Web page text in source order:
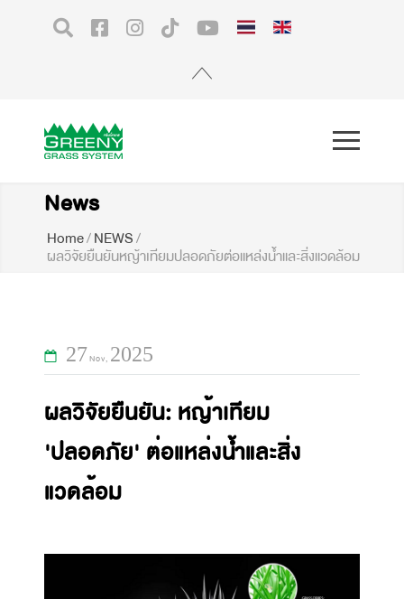
News
Home/NEWS/
ผลวิจัยยืนยันหญ้าเทียมปลอดภัยต่อแหล่งน้ำและสิ่งแวดล้อม
27Nov 2025
ผลวิจัยยืนยัน: หญ้าเทียม
'ปลอดภัย' ต่อแหล่งน้ำและสิ่ง
แวดล้อม